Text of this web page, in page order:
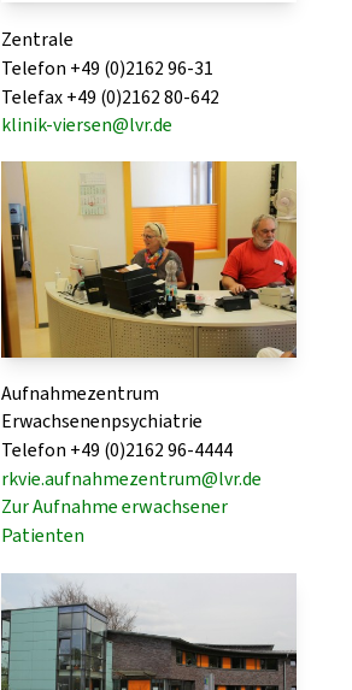
Zentrale
Telefon +49 (0)2162 96-31
Telefax +49 (0)2162 80-642
klinik-viersen@lvr.de
Aufnahmezentrum
Erwachsenenpsychiatrie
Telefon +49 (0)2162 96-4444
rkvie.aufnahmezentrum@lvr.de
Zur Aufnahme erwachsener
Patienten